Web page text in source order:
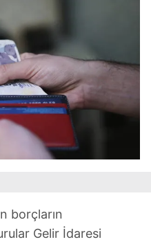
borçların
Gelir İdaresi